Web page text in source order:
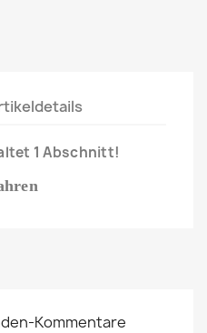
1 Abschnitt!
Kommentare